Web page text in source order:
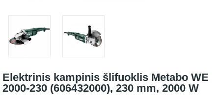
Elektrinis kampinis šlifuoklis Metabo WE
2000-230 (606432000), 230 mm, 2000 W